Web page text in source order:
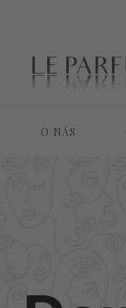
O NÁS